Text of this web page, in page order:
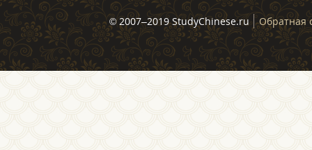
© 2007–2019 StudyChinese.ru Обратная